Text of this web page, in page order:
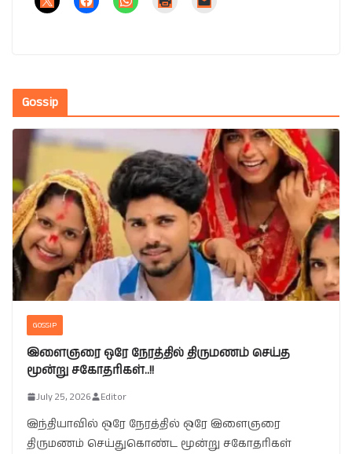
Gossip
GOSSIP
இளைஞரை ஒரே நேரத்தில் திருமணம் செய்த
மூன்று சகோதரிகள்..!!
July 25, 2026 Editor
இந்தியாவில் ஒரே நேரத்தில் ஒரே இளைஞரை
திருமணம் செய்துகொண்ட மூன்று சகோதரிகள்